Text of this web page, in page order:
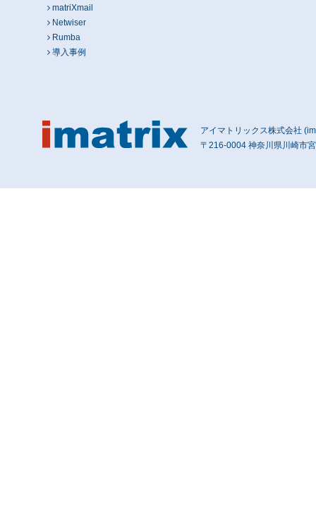
matriXmail
Netwiser
Rumba
導入事例
アイマトリックス株式会社
〒216-0004 神奈川県川崎市